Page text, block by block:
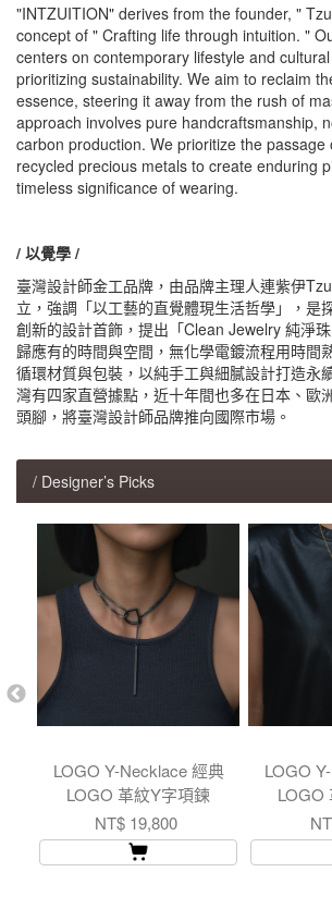
"INTZUITION" derives from the founder, "
concept of " Crafting life through intuition. "
centers on contemporary lifestyle and
prioritizing sustainability. We aim to reclaim
essence, steering it away from the rush of
approach involves pure handcraftsmanship,
carbon production. We prioritize the passage
recycled precious metals to create enduring
timeless significance of wearing.
/ 以覺學 /
臺灣設計師金工品牌，由品牌主理人連紫伊
立，強調「以工藝的直覺體現生活哲學」，是
創新的設計首飾，提出「Clean Jewelry 純淨
歸應有的時間與空間，無化學電鍍流程用時間
循環材質與包裝，以純手工與細膩設計打造永
灣有四家直營據點，近十年間也多在日本、歐
頭腳，將臺灣設計師品牌推向國際市場。
/ Designer’s Picks
LOGO Y-Necklace 經典
LOGO 革紋Y字項鍊
NT$ 19,800
LOGO
LOGO